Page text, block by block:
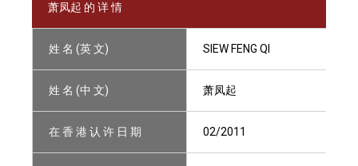
萧凤起 的 详 情
姓 名 (英 文) SIEW FENG QI
姓 名 (中 文) 萧凤起
在 香 港 认 许 日 期 02/2011